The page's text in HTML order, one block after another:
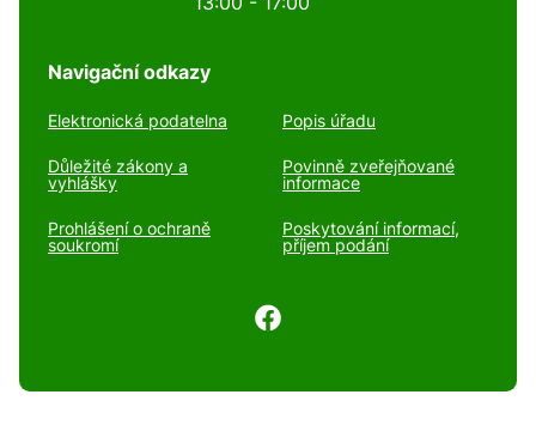
Navigační odkazy
Elektronická podatelna Popis úřadu
Důležité zákony a
vyhlášky
Povinně zveřejňované
informace
Prohlášení o ochraně
soukromí
Poskytování informací,
příjem podání